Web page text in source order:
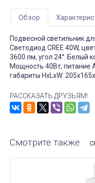
Обзор
Подвесной светильник
Светодиод CREE 40W,
3600 лм, угол 24°. Белый
Мощность 40Вт, питание
габариты HxLxW:
РАССКАЗАТЬ ДРУЗЬЯМ!
Смотрите также